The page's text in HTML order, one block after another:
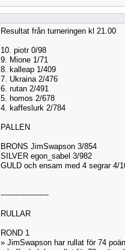
Resultat från turneringen kl 21.00
10. piotr 0/98
9. Mione 1/71
8. kalleap 1/409
7. Ukraina 2/476
6. rutan 2/491
5. homos 2/678
4. kaffeslurk 2/784
PALLEN
BRONS JimSwapson 3/854
SILVER egon_sabel 3/982
GULD och ensam med 4 segrar 4/
--------------------
RULLAR
ROND 1
» JimSwapson har rullat för 74